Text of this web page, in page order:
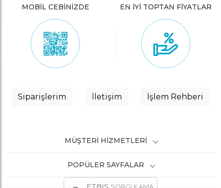
MOBİL CEBİNİZDE EN İYİ TOPTAN FİYATLAR
Siparişlerim İletişim İşlem Rehberi
MÜŞTERI HIZMETLERI
POPÜLER SAYFALAR